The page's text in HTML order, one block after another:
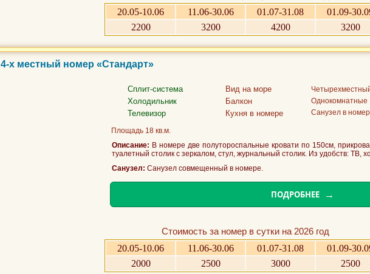
20.05-10.06
11.06-30.06 01.07-31.08
01.09-
2200
3200 4200 3200
4-х местный номер «Стандарт»
Сплит-система
Холодильник
Телевизор
Вид на море
Балкон
Кухня в номере
Однокомнатные
Санузел в
Площадь 18 кв.м.
Описание: В номере две полутороспальные кровати по 150см,
туалетный столик с зеркалом, стул, журнальный столик. Из удобств: ТВ,
Санузел: Санузел совмещенный в номере.
ПОДРОБНЕЕ
Стоимость за номер в сутки на 2026 год
20.05-10.06
11.06-30.06 01.07-31.08
01.09-
2000
2500 3000 2500